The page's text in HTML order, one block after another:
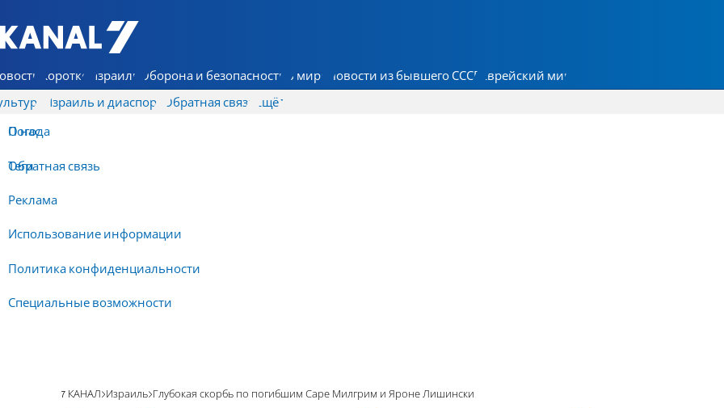
7 КАНАЛ - Аруц Шева
Коротко Израиль Оборона и безопасность В мире Новости из бывшего СССР Еврейский мир
Израиль и диаспора Обратная связь
О нас
Обратная связь
Реклама
Использование информации
Политика конфиденциальности
Специальные возможности
Ещё
Погода
Теги
7 КАНАЛ Израиль Глубокая скорбь по погибшим Саре Милгрим и Яроне Лишински